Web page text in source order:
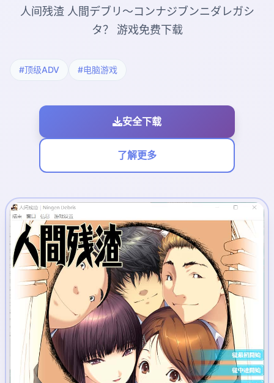
人间残渣 人間デブリ～コンナジブンニダレガシ
タ？ 游戏免费下载
#顶级ADV #电脑游戏
安全下载
了解更多